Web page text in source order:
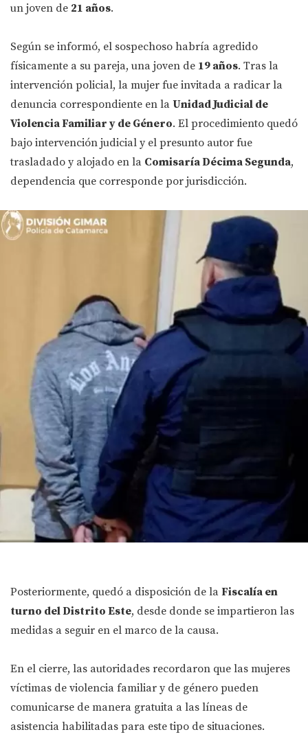
un joven de 21 años.
Según se informó, el sospechoso habría agredido
físicamente a su pareja, una joven de 19 años. Tras la
intervención policial, la mujer fue invitada a radicar la
denuncia correspondiente en la Unidad Judicial de
Violencia Familiar y de Género. El procedimiento quedó
bajo intervención judicial y el presunto autor fue
trasladado y alojado en la Comisaría Décima Segunda,
dependencia que corresponde por jurisdicción.
Posteriormente, quedó a disposición de la Fiscalía en
turno del Distrito Este, desde donde se impartieron las
medidas a seguir en el marco de la causa.
En el cierre, las autoridades recordaron que las mujeres
víctimas de violencia familiar y de género pueden
comunicarse de manera gratuita a las líneas de
asistencia habilitadas para este tipo de situaciones.